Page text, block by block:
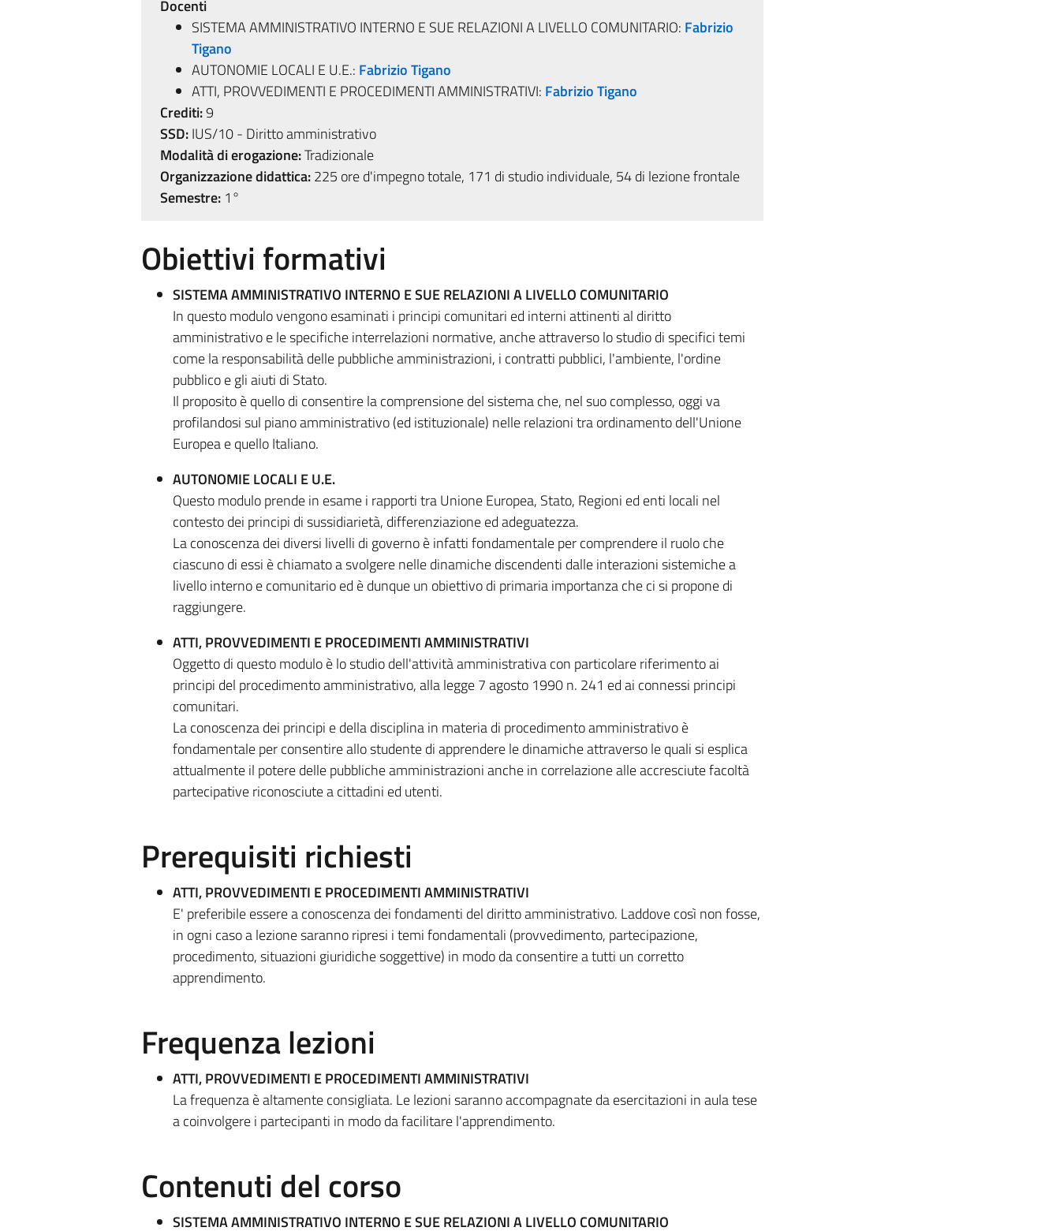
Docenti
SISTEMA AMMINISTRATIVO INTERNO E SUE RELAZIONI A LIVELLO COMUNITARIO: Fabrizio
Tigano
AUTONOMIE LOCALI E U.E.: Fabrizio Tigano
ATTI, PROVVEDIMENTI E PROCEDIMENTI AMMINISTRATIVI: Fabrizio Tigano
Crediti:9
SSD:IUS/10 - Diritto amministrativo
Modalità di erogazione:Tradizionale
Organizzazione didattica:225 ore d'impegno totale, 171 di studio individuale, 54 di lezione frontale
Semestre:1°
Obiettivi formativi
SISTEMA AMMINISTRATIVO INTERNO E SUE RELAZIONI A LIVELLO COMUNITARIO
In questo modulo vengono esaminati i principi comunitari ed interni attinenti al diritto
amministrativo e le specifiche interrelazioni normative, anche attraverso lo studio di specifici temi
come la responsabilità delle pubbliche amministrazioni, i contratti pubblici, l'ambiente, l'ordine
pubblico e gli aiuti di Stato.
Il proposito è quello di consentire la comprensione del sistema che, nel suo complesso, oggi va
profilandosi sul piano amministrativo (ed istituzionale) nelle relazioni tra ordinamento dell'Unione
Europea e quello Italiano.
AUTONOMIE LOCALI E U.E.
Questo modulo prende in esame i rapporti tra Unione Europea, Stato, Regioni ed enti locali nel
contesto dei principi di sussidiarietà, differenziazione ed adeguatezza.
La conoscenza dei diversi livelli di governo è infatti fondamentale per comprendere il ruolo che
ciascuno di essi è chiamato a svolgere nelle dinamiche discendenti dalle interazioni sistemiche a
livello interno e comunitario ed è dunque un obiettivo di primaria importanza che ci si propone di
raggiungere.
ATTI, PROVVEDIMENTI E PROCEDIMENTI AMMINISTRATIVI
Oggetto di questo modulo è lo studio dell'attività amministrativa con particolare riferimento ai
principi del procedimento amministrativo, alla legge 7 agosto 1990 n. 241 ed ai connessi principi
comunitari.
La conoscenza dei principi e della disciplina in materia di procedimento amministrativo è
fondamentale per consentire allo studente di apprendere le dinamiche attraverso le quali si esplica
attualmente il potere delle pubbliche amministrazioni anche in correlazione alle accresciute facoltà
partecipative riconosciute a cittadini ed utenti.
Prerequisiti richiesti
ATTI, PROVVEDIMENTI E PROCEDIMENTI AMMINISTRATIVI
E' preferibile essere a conoscenza dei fondamenti del diritto amministrativo. Laddove così non fosse,
in ogni caso a lezione saranno ripresi i temi fondamentali (provvedimento, partecipazione,
procedimento, situazioni giuridiche soggettive) in modo da consentire a tutti un corretto
apprendimento.
Frequenza lezioni
ATTI, PROVVEDIMENTI E PROCEDIMENTI AMMINISTRATIVI
La frequenza è altamente consigliata. Le lezioni saranno accompagnate da esercitazioni in aula tese
a coinvolgere i partecipanti in modo da facilitare l'apprendimento.
Contenuti del corso
SISTEMA AMMINISTRATIVO INTERNO E SUE RELAZIONI A LIVELLO COMUNITARIO